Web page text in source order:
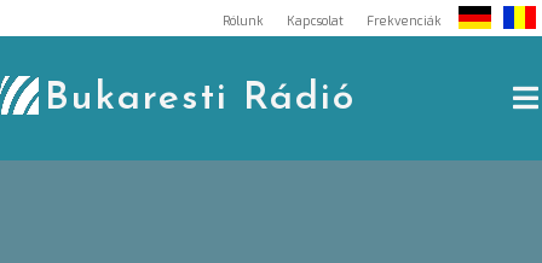
to
content
Rólunk Kapcsolat Frekvenciák
Bukaresti Rádió